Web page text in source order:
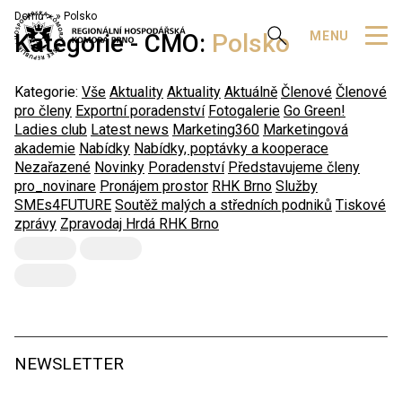
Zobrazit vyhledávání
MENU
Domů » Polsko
Kategorie - CMO: Polsko
Kategorie: Vše Aktuality Aktuality Aktuálně Členové Členové
pro členy Exportní poradenství Fotogalerie Go Green!
Ladies club Latest news Marketing360 Marketingová
akademie Nabídky Nabídky, poptávky a kooperace
Nezařazené Novinky Poradenství Představujeme členy
pro_novinare Pronájem prostor RHK Brno Služby
SMEs4FUTURE Soutěž malých a středních podniků Tiskové
zprávy Zpravodaj Hrdá RHK Brno
NEWSLETTER